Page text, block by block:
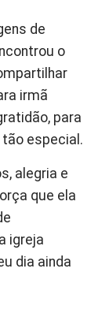
de
o
irmã
para
especial.
alegria e
que ela
igreja
dia ainda